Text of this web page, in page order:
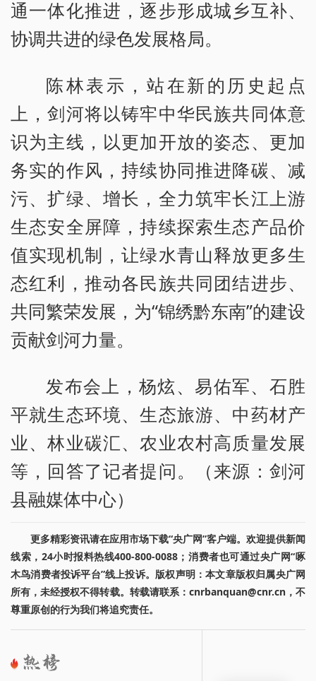
通一体化推进，逐步形成城乡互补、
协调共进的绿色发展格局。
陈林表示，站在新的历史起点
上，剑河将以铸牢中华民族共同体意
识为主线，以更加开放的姿态、更加
务实的作风，持续协同推进降碳、减
污、扩绿、增长，全力筑牢长江上游
生态安全屏障，持续探索生态产品价
值实现机制，让绿水青山释放更多生
态红利，推动各民族共同团结进步、
共同繁荣发展，为“锦绣黔东南”的建设
贡献剑河力量。
发布会上，杨炫、易佑军、石胜
平就生态环境、生态旅游、中药材产
业、林业碳汇、农业农村高质量发展
等，回答了记者提问。（来源：剑河
县融媒体中心）
更多精彩资讯请在应用市场下载“央广网”客户端。欢迎提供新闻
线索，24小时报料热线400-800-0088；消费者也可通过央广网“啄
木鸟消费者投诉平台”线上投诉。版权声明：本文章版权归属央广网
所有，未经授权不得转载。转载请联系：cnrbanquan@cnr.cn，不
尊重原创的行为我们将追究责任。